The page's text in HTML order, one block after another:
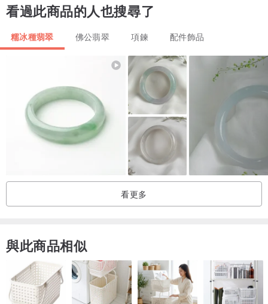
🌸彌勒 貳
吊墜克重 / 7.04 g
吊墜尺寸 / W 29.5 x H 27.0 x 厚 6.2 ( mm )
吊墜克重 / 6.96 g
吊墜尺寸 / W 27.2 x H 24.4 x 厚 6.2 ( mm )
吊墜克重 / 5.87 g
吊墜克重 / 7.21 g
🌸彌勒 陸
吊墜尺寸 / W 29.0 x H 26.1 x 厚 5.6 ( mm )
看過此商品的人也搜尋了
糯冰種翡翠 佛公翡翠 項鍊 配件飾品
看更多
與此商品相似